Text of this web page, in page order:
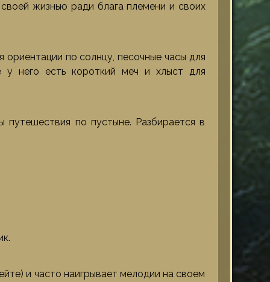
жизнью ради блага племени и своих
по солнцу, песочные часы для
у него есть короткий меч и хлыст для
путешествия по пустыне. Разбирается в
и часто наигрывает мелодии на своем